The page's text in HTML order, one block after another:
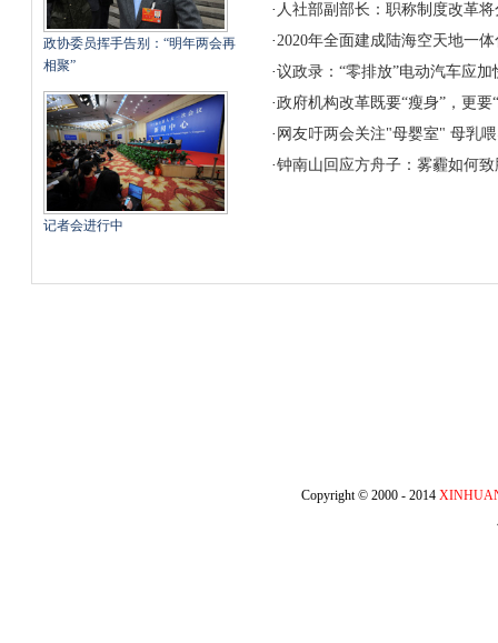
政协委员挥手告别：“明年两会再
相聚”
记者会进行中
· 人社部副部长：职称制度改革
·2020年全面建成陆海空天地一
·议政录：“零排放”电动汽车应加
·政府机构改革既要“瘦身”，更要
· 网友吁两会关注"母婴室" 母乳
·钟南山回应方舟子：雾霾如何
Copyright © 2000 - 2014